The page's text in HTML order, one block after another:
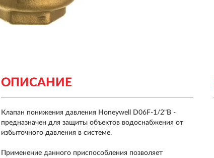
ОПИСАНИЕ
Клапан понижения давления Honeywell D06F-1/2"B -
предназначен для защиты объектов водоснабжения от
избыточного давления в системе.
Применение данного приспособления позволяет